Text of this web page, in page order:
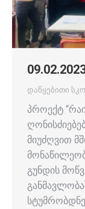
დაწყებითი
პროექტ
მიუძღვით
გუნდის